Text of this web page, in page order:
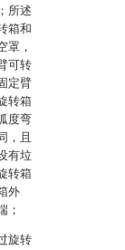
所述
箱和
罩，
可转
定臂
转箱
度弯
，且
有垃
转箱
外
；
旋转